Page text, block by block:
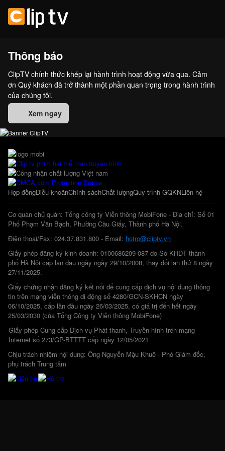
Thông báo
ClipTV chính thức khép lại hành trình hoạt động vừa qua. Cảm
ơn Quý khách đã trở thành một phần quan trọng trong hành trình
của chúng tôi.
Xem ngay
Hợp đồngĐiều khoảnChính sáchChất lượngQuy trình GQKNLiên hệ
Cơ quan chủ quản: Tổng công ty Viễn thông MobiFone - Địa chỉ: Số 01
Phố Phạm Văn Bạch, Phường Cầu Giấy, Thành phố Hà Nội.
Điện thoại/Fax: 024.37.831.800 - Email: hotro@cliptv.vn
Giấy phép đăng ký kinh doanh: 0100686209-087 do Sở KHĐT thành
phố Hà Nội cấp lần đầu ngày ngày 29/10/2008, thay đổi lần thứ 8 ngày
27/11/2025.
Giấy chứng nhận đăng ký kết nối để cung cấp dịch vụ nội dung thông
tin trên mạng viễn thông di động số 4280/GCN-SKHCN ngày
06/10/2025, cấp lần đầu ngày 26/03/2025, có giá trị đến hết ngày
25/03/2030 (của Tổng Công ty Viễn thông MobiFone)
Giấy phép Cung cấp Dịch vụ Phát thanh, Truyền hình trên mạng
Internet số 273/GP-BTTTT cấp ngày 12/05/2021
Chịu trách nhiệm nội dung: Ông Nguyễn Mậu Khuê - Phó Giám đốc,
phụ trách Trung tâm